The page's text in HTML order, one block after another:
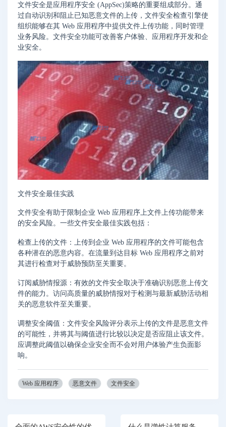
文件安全是应用程序安全 (AppSec)策略的重要组成部分。通
过自动识别和阻止已知恶意文件的上传，文件安全检查引擎使
组织能够在其 Web 应用程序中提供文件上传功能，同时管理
业务风险。文件安全功能可改善客户体验、应用程序开发和企
业安全。
文件安全最佳实践
文件安全有助于限制企业 Web 应用程序上文件上传功能带来
的安全风险。一些文件安全最佳实践包括：
检查上传的文件：上传到企业 Web 应用程序的文件可能包含
各种潜在的恶意内容。在流量到达目标 Web 应用程序之前对
其进行检查对于威胁预防至关重要。
订阅威胁情报源：有效的文件安全取决于准确识别恶意上传文
件的能力。访问高质量的威胁情报对于检测与最新威胁活动相
关的恶意软件至关重要。
调整安全阈值：文件安全风险评分表示上传的文件是恶意文件
的可能性，并将其与阈值进行比较以决定是否应阻止该文件。
应调整此阈值以确保企业安全而不会对用户体验产生负面影
响。
Web 应用程序 恶意文件 文件安全